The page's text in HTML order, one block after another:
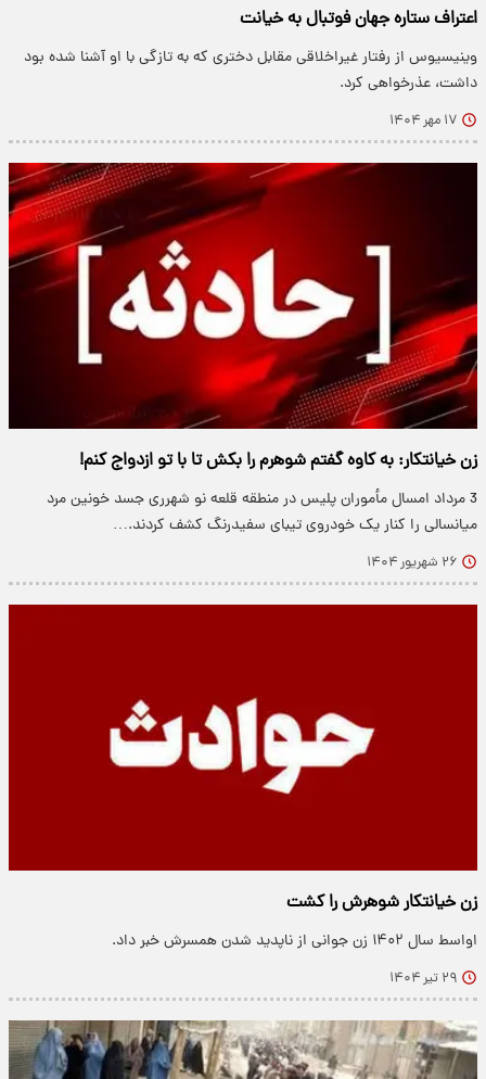
اعتراف ستاره جهان فوتبال به خیانت
وینیسیوس از رفتار غیراخلاقی مقابل دختری که به تازگی با او آشنا شده بود
داشت، عذرخواهی کرد.
۱۷ مهر ۱۴۰۴
زن خیانتکار: به کاوه گفتم شوهرم را بکش تا با تو ازدواج کنم!
3 مرداد امسال مأموران پلیس در منطقه قلعه نو شهرری جسد خونین مرد
میانسالی را کنار یک خودروی تیبای سفیدرنگ کشف کردند.…
۲۶ شهریور ۱۴۰۴
زن خیانتکار شوهرش را کشت
اواسط سال ۱۴۰۲ زن جوانی از ناپدید شدن همسرش خبر داد.
۲۹ تیر ۱۴۰۴